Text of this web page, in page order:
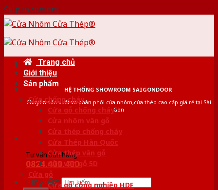
Skip to content
HỆ THỐNG SHOWROOM SAIGONDOOR
Chuyên sản xuất và phân phối cửa nhôm,cửa thép cao cấp giá rẻ tại Sài
Gòn
Tư vấn bán hàng
0824.400.400
Tìm kiếm:
Trang chủ
Giới thiệu
Sản phẩm
Cửa chống cháy
Cửa gỗ chống cháy
Cửa nhôm vân gỗ
Cửa thép chống cháy
Cửa Thép Hàn Quốc
Cửa thép vân gỗ
Cửa vân gỗ 5D
Cửa gỗ
Cửa gỗ công nghiệp HDF